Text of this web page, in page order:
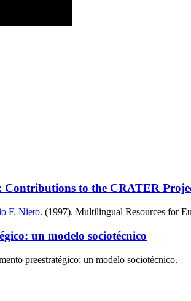
Contributions to the CRATER
F. Nieto. (1997). Multilingual Resources for
un modelo sociotécnico
preestratégico: un modelo sociotécnico.